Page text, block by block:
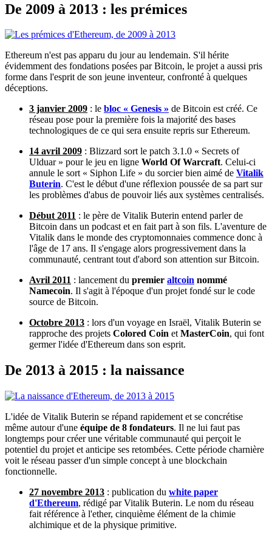
De 2009 à 2013 : les prémices
Ethereum n'est pas apparu du jour au lendemain. S'il hérite
évidemment des fondations posées par Bitcoin, le projet a aussi pris
forme dans l'esprit de son jeune inventeur, confronté à quelques
déceptions.
3 janvier 2009 : le bloc « Genesis » de Bitcoin est créé. Ce
réseau pose pour la première fois la majorité des bases
technologiques de ce qui sera ensuite repris sur Ethereum.
14 avril 2009 : Blizzard sort le patch 3.1.0 « Secrets of
Ulduar » pour le jeu en ligne World Of Warcraft. Celui-ci
annule le sort « Siphon Life » du sorcier bien aimé de Vitalik
Buterin. C'est le début d'une réflexion poussée de sa part sur
les problèmes d'abus de pouvoir liés aux systèmes centralisés.
Début 2011 : le père de Vitalik Buterin entend parler de
Bitcoin dans un podcast et en fait part à son fils. L'aventure de
Vitalik dans le monde des cryptomonnaies commence donc à
l'âge de 17 ans. Il s'engage alors progressivement dans la
communauté, centrant tout d'abord son attention sur Bitcoin.
Avril 2011 : lancement du premier altcoin nommé
Namecoin. Il s'agit à l'époque d'un projet fondé sur le code
source de Bitcoin.
Octobre 2013 : lors d'un voyage en Israël, Vitalik Buterin se
rapproche des projets Colored Coin etMasterCoin, qui font
germer l'idée d'Ethereum dans son esprit.
De 2013 à 2015 : la naissance
L'idée de Vitalik Buterin se répand rapidement et se concrétise
même autour d'une équipe de 8 fondateurs. Il ne lui faut pas
longtemps pour créer une véritable communauté qui perçoit le
potentiel du projet et anticipe ses retombées. Cette période charnière
voit le réseau passer d'un simple concept à une blockchain
fonctionnelle.
27 novembre 2013 : publication du white paper
d'Ethereum, rédigé par Vitalik Buterin. Le nom du réseau
fait référence à l'ether, cinquième élément de la chimie
alchimique et de la physique primitive.